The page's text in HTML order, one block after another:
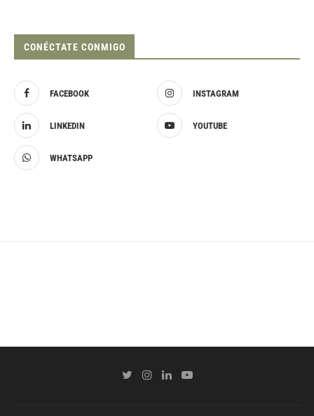
CONÉCTATE CONMIGO
FACEBOOK INSTAGRAM
LINKEDIN YOUTUBE
WHATSAPP